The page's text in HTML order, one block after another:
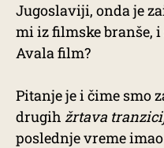
Jugoslaviji, onda je
mi iz filmske branše,
Avala film?
Pitanje je i čime smo
drugih žrtava
poslednje vreme